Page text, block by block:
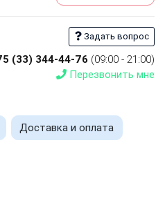
Задать вопрос
(33) 344-44-76 (09:00 - 21:00)
Перезвонить мне
Доставка и оплата